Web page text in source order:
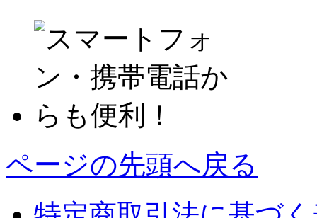
ページの先頭へ戻る